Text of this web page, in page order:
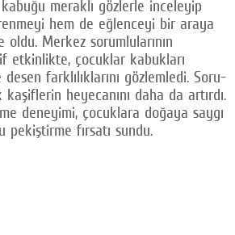
meraklı gözlerle inceleyip
hem de eğlenceyi bir araya
Merkez sorumlularının
etkinlikte, çocuklar kabukları
desen farklılıklarını gözlemledi. Soru-
heyecanını daha da artırdı.
deneyimi, çocuklara doğaya saygı
pekiştirme fırsatı sundu.